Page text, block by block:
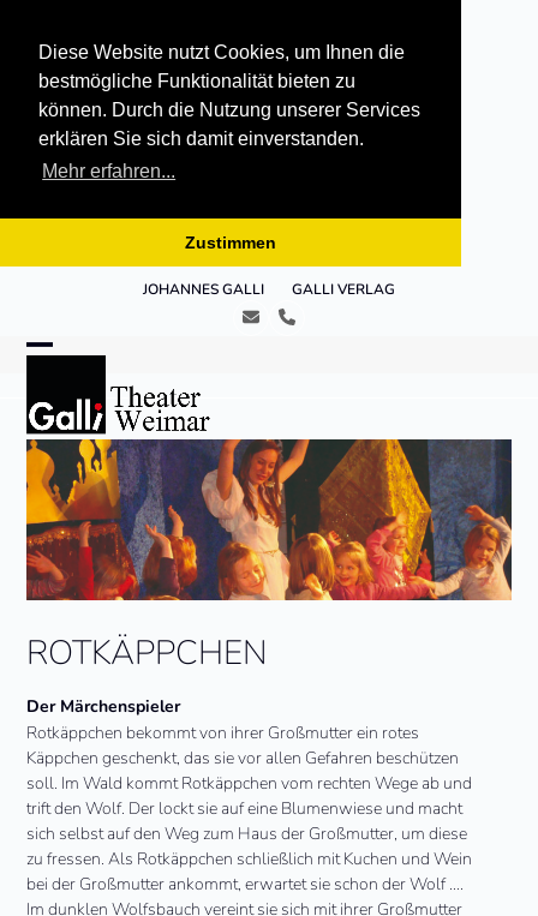
Diese Website nutzt Cookies, um Ihnen die
bestmögliche Funktionalität bieten zu
können. Durch die Nutzung unserer Services
erklären Sie sich damit einverstanden.
Mehr erfahren...
Zustimmen
JOHANNES GALLI GALLI VERLAG
E- Telefon
mobile
menu
mobile
menu
ROTKÄPPCHEN
Der Märchenspieler
Rotkäppchen bekommt von ihrer Großmutter ein rotes
Käppchen geschenkt, das sie vor allen Gefahren beschützen
soll. Im Wald kommt Rotkäppchen vom rechten Wege ab und
trift den Wolf. Der lockt sie auf eine Blumenwiese und macht
sich selbst auf den Weg zum Haus der Großmutter, um diese
zu fressen. Als Rotkäppchen schließlich mit Kuchen und Wein
bei der Großmutter ankommt, erwartet sie schon der Wolf ….
Im dunklen Wolfsbauch vereint sie sich mit ihrer Großmutter